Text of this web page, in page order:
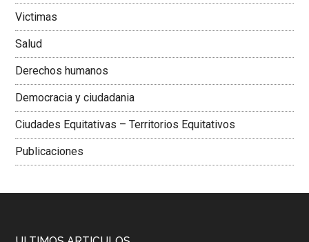
Victimas
Salud
Derechos humanos
Democracia y ciudadania
Ciudades Equitativas – Territorios Equitativos
Publicaciones